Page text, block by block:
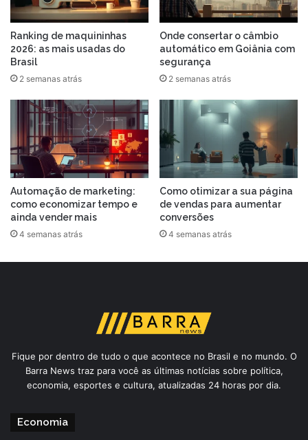
Ranking de maquininhas
2026: as mais usadas do
Brasil
2 semanas atrás
Onde consertar o câmbio
automático em Goiânia com
segurança
2 semanas atrás
Automação de marketing:
como economizar tempo e
ainda vender mais
4 semanas atrás
Como otimizar a sua página
de vendas para aumentar
conversões
4 semanas atrás
Fique por dentro de tudo o que acontece no Brasil e no mundo. O
Barra News traz para você as últimas notícias sobre política,
economia, esportes e cultura, atualizadas 24 horas por dia.
Economia